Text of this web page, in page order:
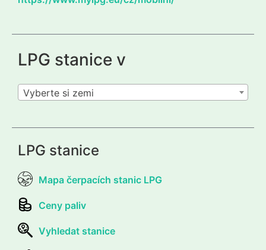
LPG stanice v
Vyberte si zemi
LPG stanice
Mapa čerpacích stanic LPG
Ceny paliv
Vyhledat stanice